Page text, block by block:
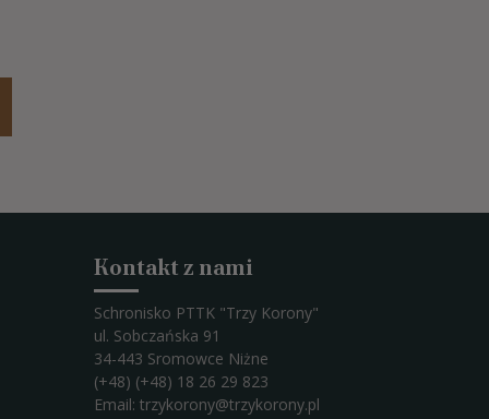
Kontakt z nami
Schronisko PTTK "Trzy Korony"
ul. Sobczańska 91
34-443 Sromowce Niżne
(+48) (+48) 18 26 29 823
Email: trzykorony@trzykorony.pl